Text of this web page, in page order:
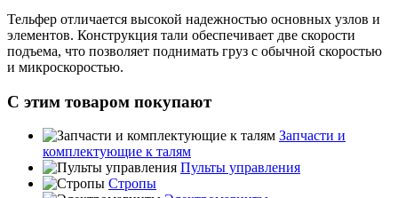
Тельфер отличается высокой надежностью основных узлов и
элементов. Конструкция тали обеспечивает две скорости
подъема, что позволяет поднимать груз с обычной скоростью
и микроскоростью.
С этим товаром покупают
Запчасти и
комплектующие к талям
Пульты управления
Стропы